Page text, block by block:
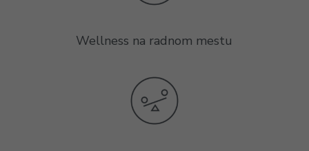
Wellness na radnom mestu